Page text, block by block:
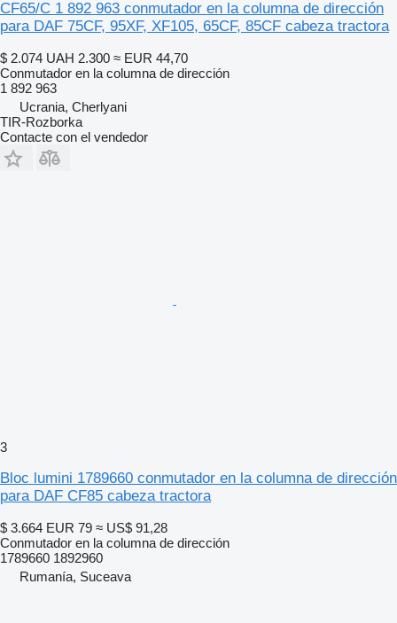
CF65/C 1 892 963 conmutador en la columna de dirección
para DAF 75CF, 95XF, XF105, 65CF, 85CF cabeza tractora
$ 2.074 UAH 2.300 ≈ EUR 44,70
Conmutador en la columna de dirección
1 892 963
Ucrania, Cherlyani
TIR-Rozborka
Contacte con el vendedor
3
Bloc lumini 1789660 conmutador en la columna de dirección
para DAF CF85 cabeza tractora
$ 3.664 EUR 79 ≈ US$ 91,28
Conmutador en la columna de dirección
1789660 1892960
Rumanía, Suceava